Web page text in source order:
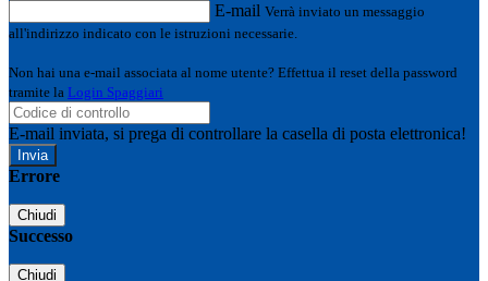
E-mail Verrà inviato un messaggio
all'indirizzo indicato con le istruzioni necessarie.
Non hai una e-mail associata al nome utente? Effettua il reset della password
tramite la Login Spaggiari
E-mail inviata, si prega di controllare la casella di posta elettronica!
Errore
Chiudi
Successo
Chiudi